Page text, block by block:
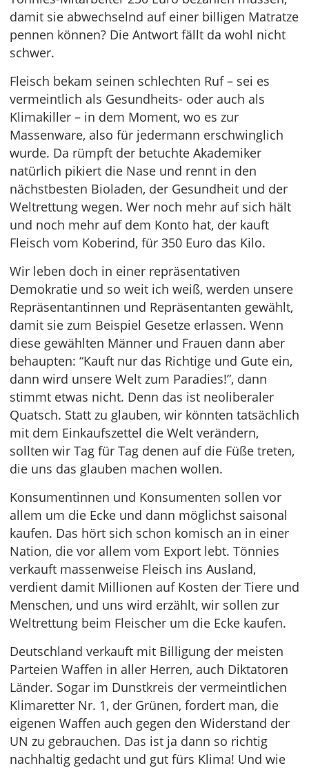
damit sie abwechselnd auf einer billigen Matratze
pennen können? Die Antwort fällt da wohl nicht
schwer.
Fleisch bekam seinen schlechten Ruf – sei es
vermeintlich als Gesundheits- oder auch als
Klimakiller – in dem Moment, wo es zur
Massenware, also für jedermann erschwinglich
wurde. Da rümpft der betuchte Akademiker
natürlich pikiert die Nase und rennt in den
nächstbesten Bioladen, der Gesundheit und der
Weltrettung wegen. Wer noch mehr auf sich hält
und noch mehr auf dem Konto hat, der kauft
Fleisch vom Koberind, für 350 Euro das Kilo.
Wir leben doch in einer repräsentativen
Demokratie und so weit ich weiß, werden unsere
Repräsentantinnen und Repräsentanten gewählt,
damit sie zum Beispiel Gesetze erlassen. Wenn
diese gewählten Männer und Frauen dann aber
behaupten: “Kauft nur das Richtige und Gute ein,
dann wird unsere Welt zum Paradies!”, dann
stimmt etwas nicht. Denn das ist neoliberaler
Quatsch. Statt zu glauben, wir könnten tatsächlich
mit dem Einkaufszettel die Welt verändern,
sollten wir Tag für Tag denen auf die Füße treten,
die uns das glauben machen wollen.
Konsumentinnen und Konsumenten sollen vor
allem um die Ecke und dann möglichst saisonal
kaufen. Das hört sich schon komisch an in einer
Nation, die vor allem vom Export lebt. Tönnies
verkauft massenweise Fleisch ins Ausland,
verdient damit Millionen auf Kosten der Tiere und
Menschen, und uns wird erzählt, wir sollen zur
Weltrettung beim Fleischer um die Ecke kaufen.
Deutschland verkauft mit Billigung der meisten
Parteien Waffen in aller Herren, auch Diktatoren
Länder. Sogar im Dunstkreis der vermeintlichen
Klimaretter Nr. 1, der Grünen, fordert man, die
eigenen Waffen auch gegen den Widerstand der
UN zu gebrauchen. Das ist ja dann so richtig
nachhaltig gedacht und gut fürs Klima! Und wie